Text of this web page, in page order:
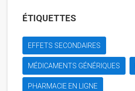
ÉTIQUETTES
EFFETS SECONDAIRES
MÉDICAMENTS GÉNÉRIQUES
PHARMACIE EN LIGNE